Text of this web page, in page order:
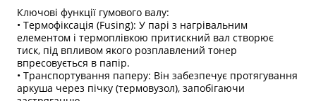
Ключові функції гумового валу:
• Термофіксація (Fusing): У парі з нагрівальним
елементом і термоплівкою притискний вал створює
тиск, під впливом якого розплавлений тонер
впресовується в папір.
• Транспортування паперу: Він забезпечує протягування
аркуша через пічку (термовузол), запобігаючи